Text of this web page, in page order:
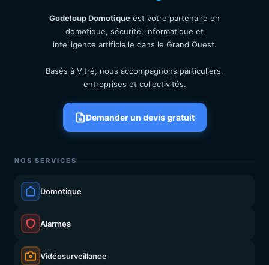
Godeloup Domotique est votre partenaire en
domotique, sécurité, informatique et
intelligence artificielle dans le Grand Ouest.
Basés à Vitré, nous accompagnons particuliers,
entreprises et collectivités.
Demander un devis gratuit
NOS SERVICES
Domotique
Alarmes
Vidéosurveillance